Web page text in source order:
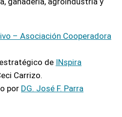
– Asociación Cooperadora
de INspira
Carrizo.
por DG. José F. Parra